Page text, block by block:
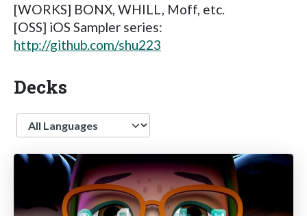
[WORKS] BONX, WHILL, Moff, etc.
[OSS] iOS Sampler series:
http://github.com/shu223
Decks
Language